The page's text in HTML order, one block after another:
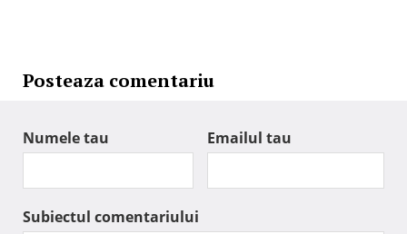
Posteaza comentariu
Numele tau Emailul tau
Subiectul comentariului